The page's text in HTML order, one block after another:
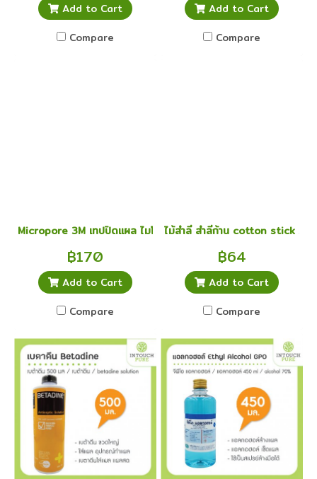
Add to Cart
Compare
Add to Cart
Compare
Micropore 3M เทปปิดแผล ไมโครพอร์ 1 นิ้ว x 10 หลา
฿170
Add to Cart
Compare
ไม้สำลี สำลีก้าน cotton stick
฿64
Add to Cart
Compare